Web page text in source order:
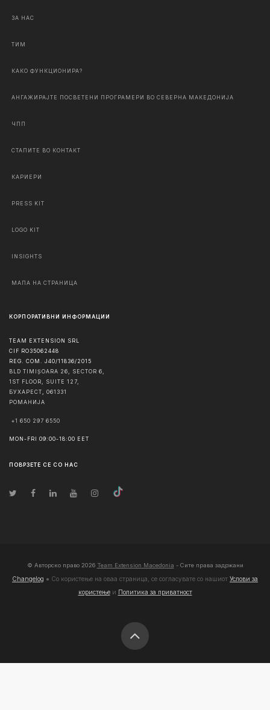
ЗА НАС
ТИМ
КАКО ФУНКЦИОНИРА?
АНГАЖИРАЈТЕ ПОСВЕТЕНИ ПРОГРАМЕРИ ВО СЕВЕРНА МАКЕДОНИЈА
ЧПП
СТАПИТЕ ВО КОНТАКТ
КАРИЕРИ
PRESS KIT
LOGO KIT
INSIGHTS
МАПА НА СТРАНИЦА
КОРПОРАТИВНИ ИНФОРМАЦИИ
TEAM EXTENSION SRL
CIF RO35062448
REG. COM. J40/11836/2015
BLD TIMIȘOARA 26, SECTOR 6,
1ST FLOOR, SUITE 127,
БУХАРЕСТ
061331
РОМАНИЈА
+1 650 297 6550
MON-FRI 09:00-18:00 EET
ПОВРЗЕТЕ СЕ СО НАС
© Авторско право 2026 Team Extension Macedonia - Сите права задржани
Changelog ● Со користење на оваа страница, се согласувате со нашиот Услови за
користењеи Политика за приватност